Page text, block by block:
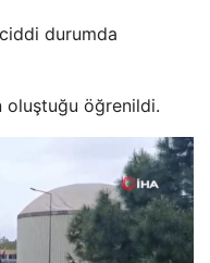
durumda
oluştuğu öğrenildi.